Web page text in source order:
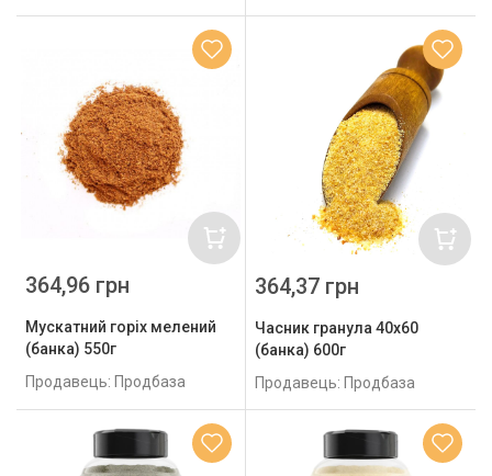
Мускатний горіх мелений
(банка) 550г
Продавець: Продбаза
364,96 грн
Часник гранула 40х60
(банка) 600г
Продавець: Продбаза
364,37 грн